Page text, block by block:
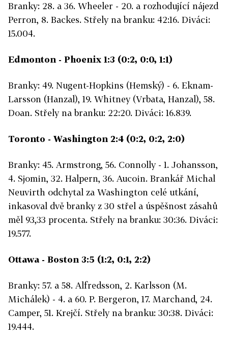
Branky: 28. a 36. Wheeler - 20. a rozhodující nájezd
Perron, 8. Backes. Střely na branku: 42:16. Diváci:
15.004.
Edmonton - Phoenix 1:3 (0:2, 0:0, 1:1)
Branky: 49. Nugent-Hopkins (Hemský) - 6. Eknam-
Larsson (Hanzal), 19. Whitney (Vrbata, Hanzal), 58.
Doan. Střely na branku: 22:20. Diváci: 16.839.
Toronto - Washington 2:4 (0:2, 0:2, 2:0)
Branky: 45. Armstrong, 56. Connolly - 1. Johansson,
4. Sjomin, 32. Halpern, 36. Aucoin. Brankář Michal
Neuvirth odchytal za Washington celé utkání,
inkasoval dvě branky z 30 střel a úspěšnost zásahů
měl 93,33 procenta. Střely na branku: 30:36. Diváci:
19.577.
Ottawa - Boston 3:5 (1:2, 0:1, 2:2)
Branky: 57. a 58. Alfredsson, 2. Karlsson (M.
Michálek) - 4. a 60. P. Bergeron, 17. Marchand, 24.
Camper, 51. Krejčí. Střely na branku: 30:38. Diváci:
19.444.